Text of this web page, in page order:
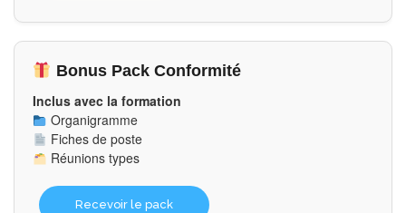
Bonus Pack Conformité
Inclus avec la formation
Organigramme
Fiches de poste
Réunions types
Recevoir le pack